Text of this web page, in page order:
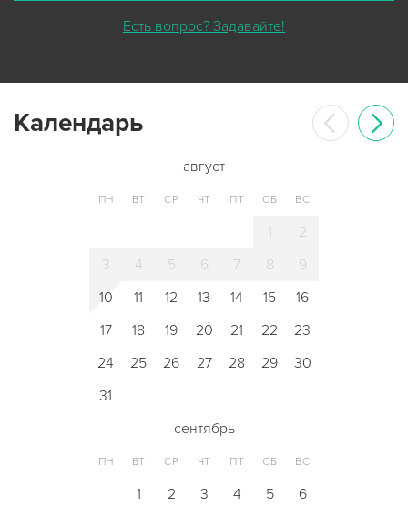
Есть вопрос? Задавайте!
Календарь
август
ПН ВТ СР ЧТ ПТ СБ ВС
1
2
3
4 5 6 7 8
9
10
11 12 13 14 15
16
17
18 19 20 21 22
23
24
25 26 27 28 29
30
31
сентябрь
ПН ВТ СР ЧТ ПТ СБ ВС
1 2 3 4 5 6